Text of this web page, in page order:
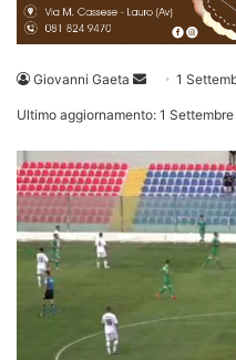
Giovanni Gaeta
Invia 1
Ultimo aggiornamento: 1